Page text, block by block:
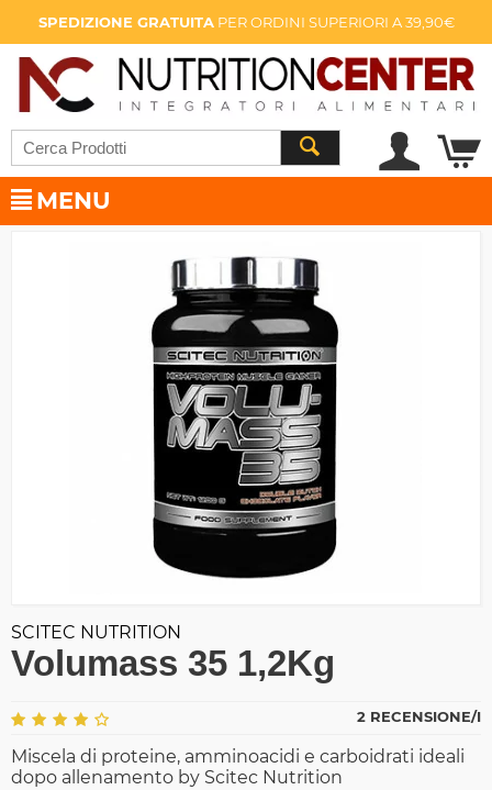
SPEDIZIONE GRATUITAPER ORDINI SUPERIORI A 39,90€
MENU
SCITEC NUTRITION
Volumass 35 1,2Kg
2 RECENSIONE/I
Miscela di proteine, amminoacidi e carboidrati ideali
dopo allenamento by Scitec Nutrition